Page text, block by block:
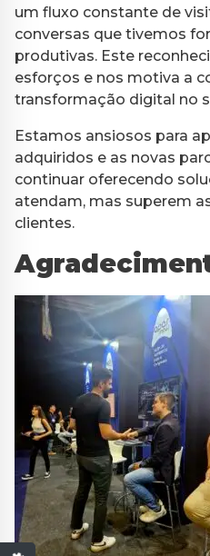
um fluxo constante de
conversas que tivemos
produtivas. Este
esforços e nos motiva a
transformação digital no
Estamos ansiosos para
adquiridos e as novas
continuar oferecendo
atendam, mas superem
clientes.